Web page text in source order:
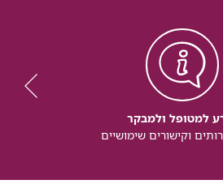
למטופל ולמבקר
וקישורים שימושיים